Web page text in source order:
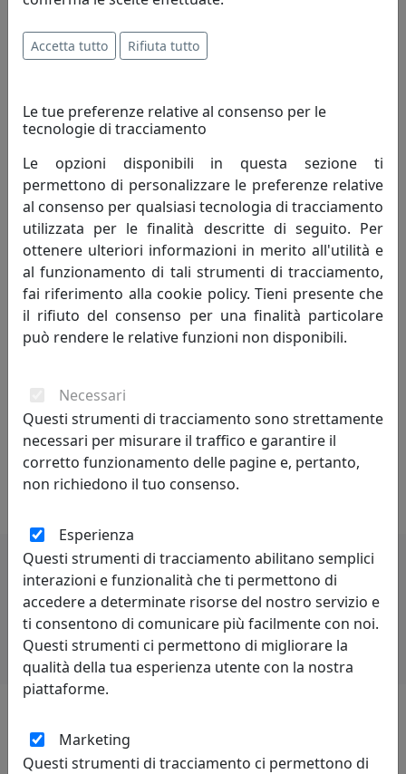
ogni cliente.
Innovazione - è un'attività di pensiero che, elevando il
Innovazione è cambiamento che genera progresso
umano; porta con sé valori e risultati positivi, mai
negativi.
Creatività - è un termine che indica l'arte o la capacità di
creare e inventare."Creatività è unire elementi esistenti
con connessioni nuove, che siano utili" - Henri Poincaré.
La creatività si fonda sulla profonda conoscenza delle
regole da superare, non può svilupparsi in assenza di
competenze preliminari. Caratteristiche della
personalità creativa sono curiosità, indipendenza,
Competitività - indica il livello di capacità concorrenziale
di un sistema economico oppure di una singola
impresa od industria. Può anche essere definita come
capacità di stare al passo con la concorrenza. Lo spirito
di rivalità è proprio di chi è competitivo.
Potrebbero interessarti
Lascia una recensione
Accetta tutto Rifiuta tutto
Le tue preferenze relative al consenso per le
tecnologie di tracciamento
Le opzioni disponibili in questa sezione ti
permettono di personalizzare le preferenze relative
al consenso per qualsiasi tecnologia di tracciamento
utilizzata per le finalità descritte di seguito. Per
ottenere ulteriori informazioni in merito all'utilità e
al funzionamento di tali strumenti di tracciamento,
fai riferimento alla cookie policy. Tieni presente che
il rifiuto del consenso per una finalità particolare
può rendere le relative funzioni non disponibili.
Necessari
Questi strumenti di tracciamento sono strettamente
necessari per misurare il traffico e garantire il
corretto funzionamento delle pagine e, pertanto,
non richiedono il tuo consenso.
Esperienza
Questi strumenti di tracciamento abilitano semplici
interazioni e funzionalità che ti permettono di
accedere a determinate risorse del nostro servizio e
ti consentono di comunicare più facilmente con noi.
Questi strumenti ci permettono di migliorare la
qualità della tua esperienza utente con la nostra
piattaforme.
Marketing
Questi strumenti di tracciamento ci permettono di